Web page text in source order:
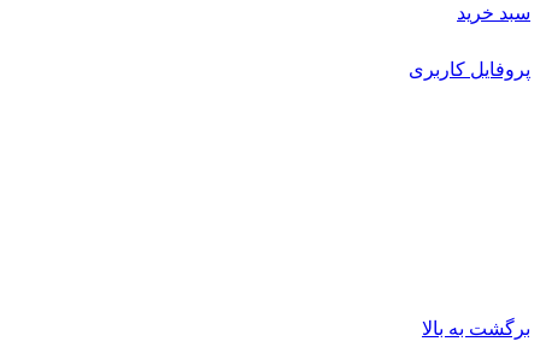
سبد خرید
پروفایل کاربری
برگشت به بالا